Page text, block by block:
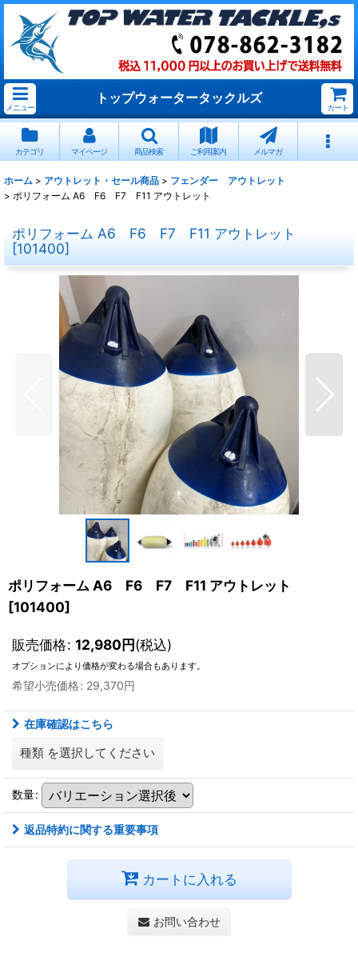
メニュー
トップウォータータックルズ
カート
カテゴリ マイページ 商品検索 ご利用案内 メルマガ
ホーム > アウトレット・セール商品 > フェンダー アウトレット
> ポリフォーム A6 F6 F7 F11 アウトレット
ポリフォーム A6 F6 F7 F11 アウトレット
[101400]
ポリフォーム A6 F6 F7 F11 アウトレット
[101400]
販売価格: 12,980円(税込)
オプションにより価格が変わる場合もあります。
希望小売価格: 29,370円
在庫確認はこちら
種類 を選択してください
数量:
返品特約に関する重要事項
カートに入れる
お問い合わせ